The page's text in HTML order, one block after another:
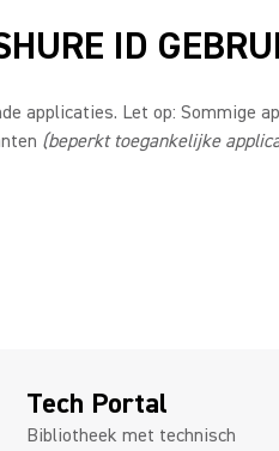
ID
applicaties. Let op: Sommige
(beperkt toegankelijke
Tech Portal
Bibliotheek met technisch